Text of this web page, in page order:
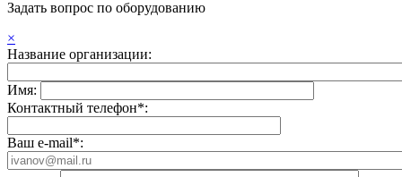
Задать вопрос по оборудованию
×
Название организации:
Имя:
Контактный телефон*:
Ваш e-mail*: